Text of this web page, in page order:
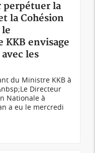
perpétuer la
la Cohésion
le
envisage
les
du Ministre KKB à
Directeur
Nationale à
a eu le mercredi